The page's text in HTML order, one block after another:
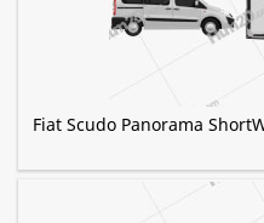
Fiat Scudo Panorama